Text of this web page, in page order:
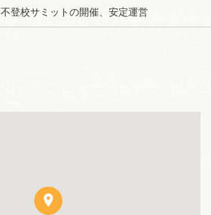
不登校サミットの開催、安定運営